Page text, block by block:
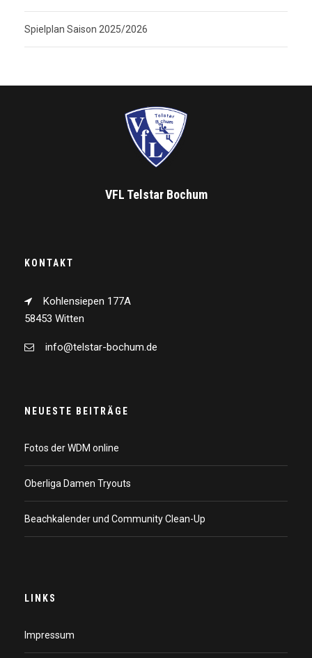
Spielplan Saison 2025/2026
VFL Telstar Bochum
KONTAKT
Kohlensiepen 177A
58453 Witten
info@telstar-bochum.de
NEUESTE BEITRÄGE
Fotos der WDM online
Oberliga Damen Tryouts
Beachkalender und Community Clean-Up
LINKS
Impressum